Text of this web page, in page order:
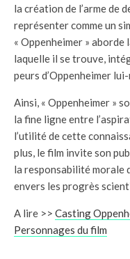
la création de l’arme de
représenter comme un
« Oppenheimer »
laquelle il se trouve,
peurs d’Oppenheimer lui-
Ainsi, « Oppenheimer »
la fine ligne entre
l’utilité de cette
plus, le film invite son
la responsabilité morale
envers les progrès
A lire >> Casting
Personnages du film